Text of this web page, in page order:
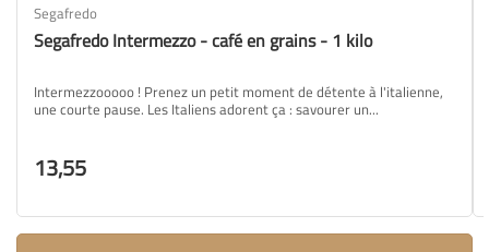
Segafredo
Segafredo Intermezzo - café en grains - 1 kilo
Intermezzooooo ! Prenez un petit moment de détente à l'italienne,
une courte pause. Les Italiens adorent ça : savourer un...
13,55